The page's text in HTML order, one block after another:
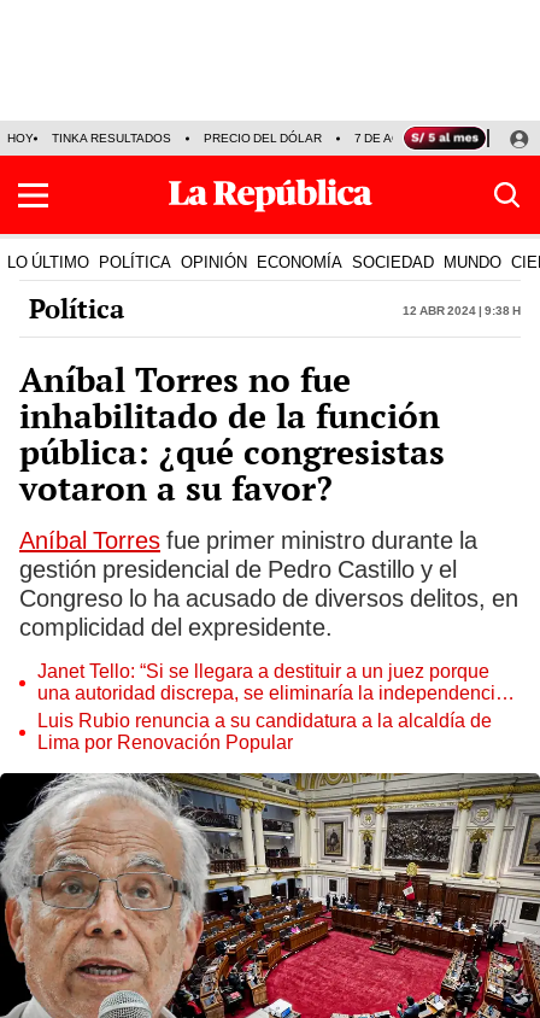
HOY TINKA RESULTADOS PRECIO DEL DÓLAR 7 DE AGOSTO OLLANTA
LO ÚLTIMO POLÍTICA OPINIÓN ECONOMÍA SOCIEDAD MUNDO
Política 12 Abr 2024 | 9:38 h
Aníbal Torres no fue
inhabilitado de la función
pública: ¿qué congresistas
votaron a su favor?
Aníbal Torres fue primer ministro durante la
gestión presidencial de Pedro Castillo y el
Congreso lo ha acusado de diversos delitos, en
complicidad del expresidente.
Janet Tello: “Si se llegara a destituir a un juez porque
una autoridad discrepa, se eliminaría la independencia
judicial”
Luis Rubio renuncia a su candidatura a la alcaldía de
Lima por Renovación Popular